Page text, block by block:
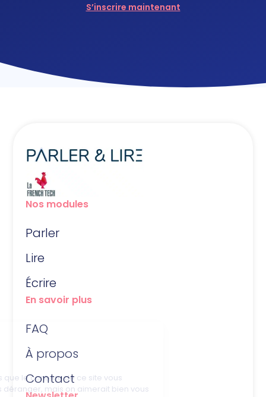
S’inscrire maintenant
Nos modules
Parler
Lire
Écrire
En savoir plus
FAQ
À propos
Contact